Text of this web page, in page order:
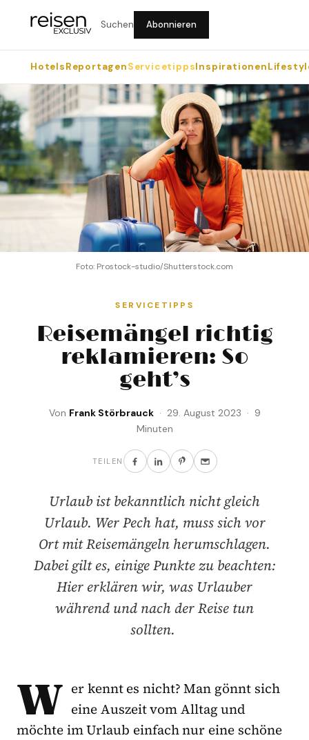
Suchen Abonnieren
HotelsReportagenServicetippsInspirationen
Foto: Prostock-studio/Shutterstock.com
SERVICETIPPS
Reisemängel richtig
reklamieren: So
geht’s
Von Frank Störbrauck· 29. August 2023 · 9
Minuten
TEILEN
Urlaub ist bekanntlich nicht gleich
Urlaub. Wer Pech hat, muss sich vor
Ort mit Reisemängeln herumschlagen.
Dabei gilt es, einige Punkte zu beachten:
Hier erklären wir, was Urlauber
während und nach der Reise tun
sollten.
W er kennt es nicht? Man gönnt sich
eine Auszeit vom Alltag und
möchte im Urlaub einfach nur eine schöne